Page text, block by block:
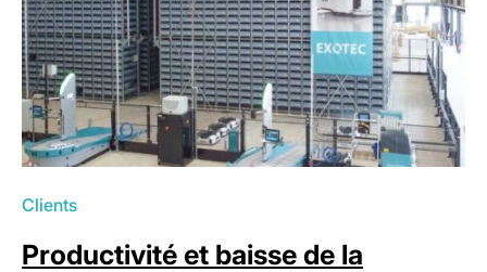
Clients
Productivité et baisse de la